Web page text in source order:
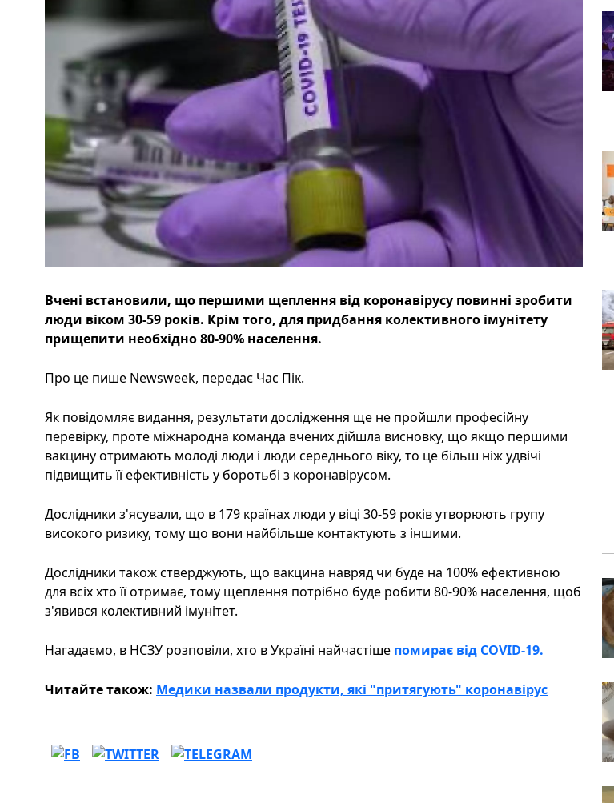
Вчені встановили, що першими щеплення від коронавірусу повинні зробити
люди віком 30-59 років. Крім того, для придбання колективного імунітету
прищепити необхідно 80-90% населення.
Про це пише Newsweek, передає Час Пік.
Як повідомляє видання, результати дослідження ще не пройшли професійну
перевірку, проте міжнародна команда вчених дійшла висновку, що якщо першими
вакцину отримають молоді люди і люди середнього віку, то це більш ніж удвічі
підвищить її ефективність у боротьбі з коронавірусом.
Дослідники з'ясували, що в 179 країнах люди у віці 30-59 років утворюють групу
високого ризику, тому що вони найбільше контактують з іншими.
Дослідники також стверджують, що вакцина навряд чи буде на 100% ефективною
для всіх хто її отримає, тому щеплення потрібно буде робити 80-90% населення, щоб
з'явився колективний імунітет.
Нагадаємо, в НСЗУ розповіли, хто в Україні найчастіше помирає від COVID-19.
Читайте також: Медики назвали продукти, які "притягують" коронавірус